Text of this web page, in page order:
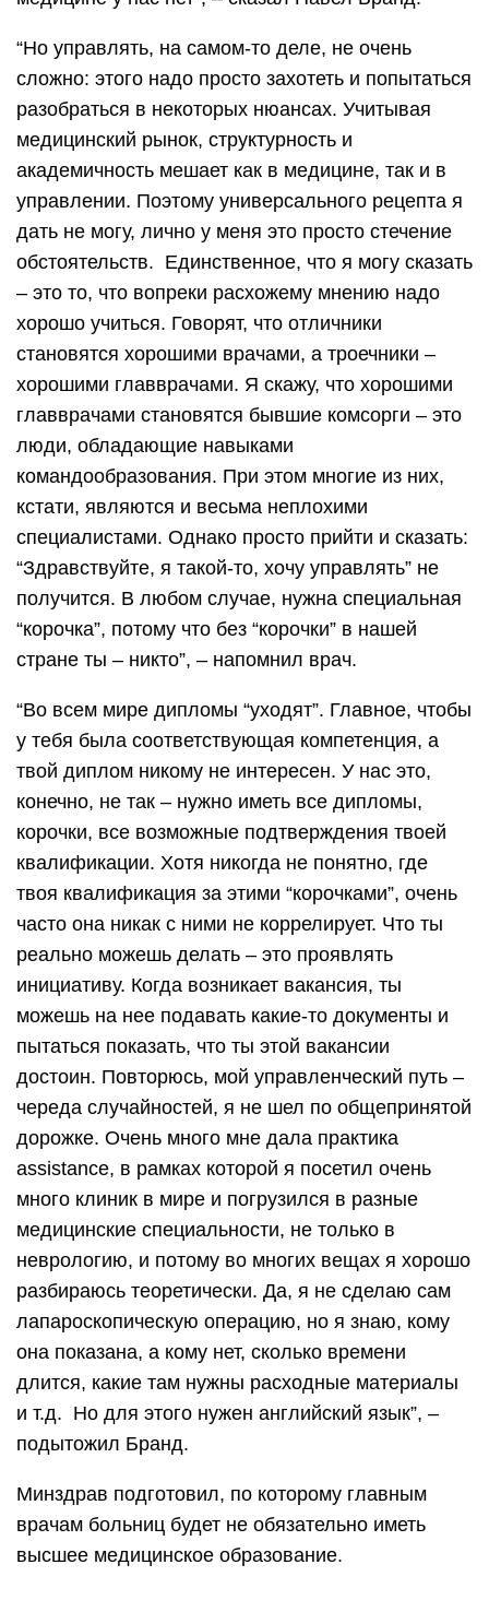
“Но управлять, на самом-то деле, не очень
сложно: этого надо просто захотеть и попытаться
разобраться в некоторых нюансах. Учитывая
медицинский рынок, структурность и
академичность мешает как в медицине, так и в
управлении. Поэтому универсального рецепта я
дать не могу, лично у меня это просто стечение
обстоятельств. Единственное, что я могу сказать
– это то, что вопреки расхожему мнению надо
хорошо учиться. Говорят, что отличники
становятся хорошими врачами, а троечники –
хорошими главврачами. Я скажу, что хорошими
главврачами становятся бывшие комсорги – это
люди, обладающие навыками
командообразования. При этом многие из них,
кстати, являются и весьма неплохими
специалистами. Однако просто прийти и сказать:
“Здравствуйте, я такой-то, хочу управлять” не
получится. В любом случае, нужна специальная
“корочка”, потому что без “корочки” в нашей
стране ты – никто”, – напомнил врач.
“Во всем мире дипломы “уходят”. Главное, чтобы
у тебя была соответствующая компетенция, а
твой диплом никому не интересен. У нас это,
конечно, не так – нужно иметь все дипломы,
корочки, все возможные подтверждения твоей
квалификации. Хотя никогда не понятно, где
твоя квалификация за этими “корочками”, очень
часто она никак с ними не коррелирует. Что ты
реально можешь делать – это проявлять
инициативу. Когда возникает вакансия, ты
можешь на нее подавать какие-то документы и
пытаться показать, что ты этой вакансии
достоин. Повторюсь, мой управленческий путь –
череда случайностей, я не шел по общепринятой
дорожке. Очень много мне дала практика
assistance, в рамках которой я посетил очень
много клиник в мире и погрузился в разные
медицинские специальности, не только в
неврологию, и потому во многих вещах я хорошо
разбираюсь теоретически. Да, я не сделаю сам
лапароскопическую операцию, но я знаю, кому
она показана, а кому нет, сколько времени
длится, какие там нужны расходные материалы
и т.д. Но для этого нужен английский язык”, –
подытожил Бранд.
Минздрав подготовил, по которому главным
врачам больниц будет не обязательно иметь
высшее медицинское образование.